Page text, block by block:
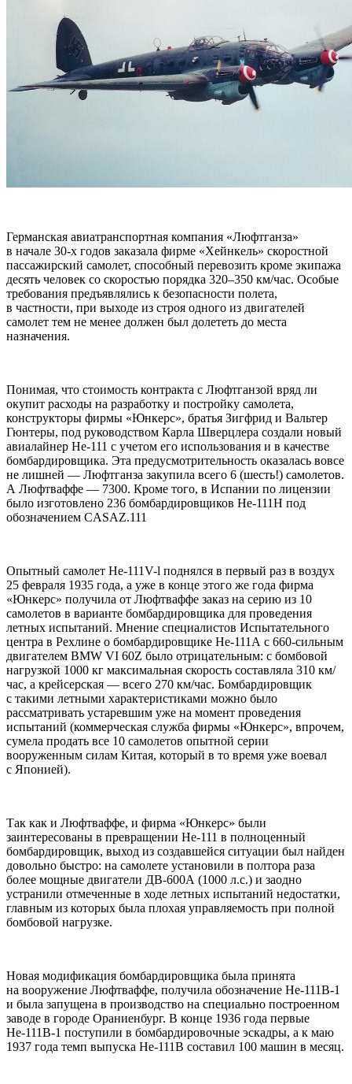
Германская авиатранспортная компания «Люфтганза»
в начале 30-х годов заказала фирме «Хейнкель» скоростной
пассажирский самолет, способный перевозить кроме экипажа
десять человек со скоростью порядка 320–350 км/час. Особые
требования предъявлялись к безопасности полета,
в частности, при выходе из строя одного из двигателей
самолет тем не менее должен был долететь до места
назначения.
Понимая, что стоимость контракта с Люфтганзой вряд ли
окупит расходы на разработку и постройку самолета,
конструкторы фирмы «Юнкерс», братья Зигфрид и Вальтер
Гюнтеры, под руководством Карла Шверцлера создали новый
авиалайнер Не-111 с учетом его использования и в качестве
бомбардировщика. Эта предусмотрительность оказалась вовсе
не лишней — Люфтганза закупила всего 6 (шесть!) самолетов.
А Люфтваффе — 7300. Кроме того, в Испании по лицензии
было изготовлено 236 бомбардировщиков Не-111Н под
обозначением CASAZ.111
Опытный самолет Не-111V-l поднялся в первый раз в воздух
25 февраля 1935 года, а уже в конце этого же года фирма
«Юнкерс» получила от Люфтваффе заказ на серию из 10
самолетов в варианте бомбардировщика для проведения
летных испытаний. Мнение специалистов Испытательного
центра в Рехлине о бомбардировщике Не-111А с 660-сильным
двигателем BMW VI 60Z было отрицательным: с бомбовой
нагрузкой 1000 кг максимальная скорость составляла 310 км/
час, а крейсерская — всего 270 км/час. Бомбардировщик
с такими летными характеристиками можно было
рассматривать устаревшим уже на момент проведения
испытаний (коммерческая служба фирмы «Юнкерс», впрочем,
сумела продать все 10 самолетов опытной серии
вооруженным силам Китая, который в то время уже воевал
с Японией).
Так как и Люфтваффе, и фирма «Юнкерс» были
заинтересованы в превращении Не-111 в полноценный
бомбардировщик, выход из создавшейся ситуации был найден
довольно быстро: на самолете установили в полтора раза
более мощные двигатели ДВ-600А (1000 л.с.) и заодно
устранили отмеченные в ходе летных испытаний недостатки,
главным из которых была плохая управляемость при полной
бомбовой нагрузке.
Новая модификация бомбардировщика была принята
на вооружение Люфтваффе, получила обозначение Не-111В-1
и была запущена в производство на специально построенном
заводе в городе Ораниенбург. В конце 1936 года первые
Не-111В-1 поступили в бомбардировочные эскадры, а к маю
1937 года темп выпуска Не-111В составил 100 машин в месяц.